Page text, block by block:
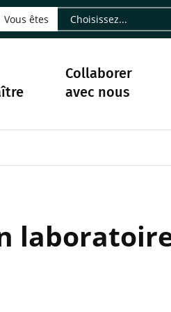
- CIRAD
Facebook - CIRAD
sur Instagram - CIRAD
sur Youtube - CIRAD
suivre sur Bluesky - CIRAD
Nourrir le vivant, le podcast du
Nous contacter par
la page Flux RSS - CIRAD
Vous êtes
Collaborer
avec nous